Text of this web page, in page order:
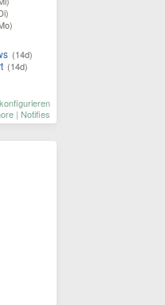
(14d)
(14d)
| Notifies